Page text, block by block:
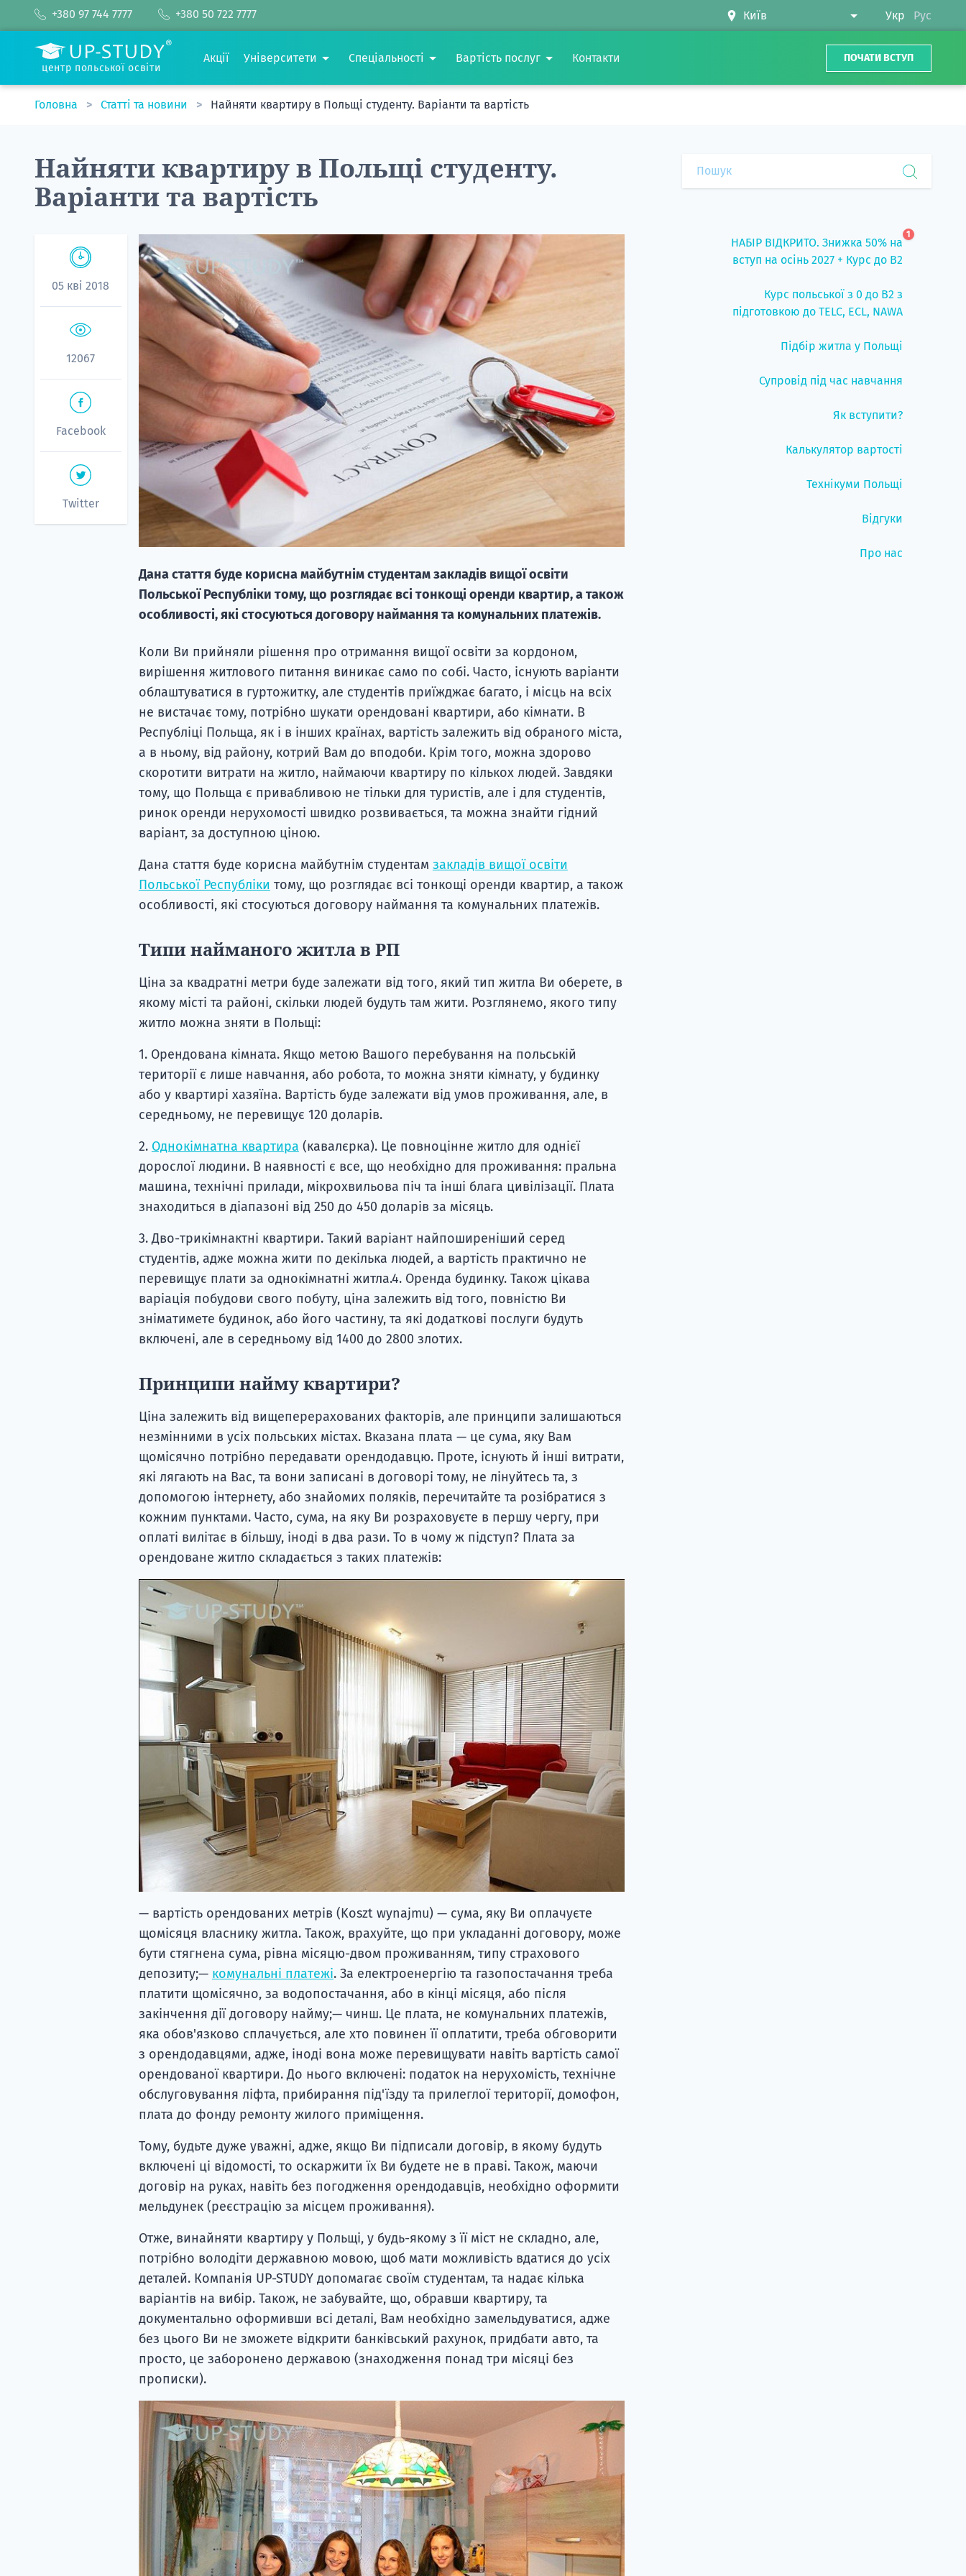
+380 97 744 7777 +380 50 722 7777 Укр Рус
центр польської освіти
Акції Університети Спеціальності Вартість послуг Контакти ПОЧАТИ ВСТУП
Головна Статті та новини Найняти квартиру в Польщі студенту. Варіанти та вартість
Найняти квартиру в Польщі студенту.
Варіанти та вартість
05 кві 2018
12067
Facebook
Twitter
Дана стаття буде корисна майбутнім студентам закладів вищої освіти
Польської Республіки тому, що розглядає всі тонкощі оренди квартир, а також
особливості, які стосуються договору наймання та комунальних платежів.
Коли Ви прийняли рішення про отримання вищої освіти за кордоном,
вирішення житлового питання виникає само по собі. Часто, існують варіанти
облаштуватися в гуртожитку, але студентів приїжджає багато, і місць на всіх
не вистачає тому, потрібно шукати орендовані квартири, або кімнати. В
Республіці Польща, як і в інших країнах, вартість залежить від обраного міста,
а в ньому, від району, котрий Вам до вподоби. Крім того, можна здорово
скоротити витрати на житло, наймаючи квартиру по кількох людей. Завдяки
тому, що Польща є привабливою не тільки для туристів, але і для студентів,
ринок оренди нерухомості швидко розвивається, та можна знайти гідний
варіант, за доступною ціною.
Дана стаття буде корисна майбутнім студентам закладів вищої освіти
Польської Республіки тому, що розглядає всі тонкощі оренди квартир, а також
особливості, які стосуються договору наймання та комунальних платежів.
Типи найманого житла в РП
Ціна за квадратні метри буде залежати від того, який тип житла Ви оберете, в
якому місті та районі, скільки людей будуть там жити. Розглянемо, якого типу
житло можна зняти в Польщі:
1. Орендована кімната. Якщо метою Вашого перебування на польській
території є лише навчання, або робота, то можна зняти кімнату, у будинку
або у квартирі хазяїна. Вартість буде залежати від умов проживання, але, в
середньому, не перевищує 120 доларів.
2. Однокімнатна квартира (кавалєрка). Це повноцінне житло для однієї
дорослої людини. В наявності є все, що необхідно для проживання: пральна
машина, технічні прилади, мікрохвильова піч та інші блага цивілізації. Плата
знаходиться в діапазоні від 250 до 450 доларів за місяць.
3. Дво-трикімнактні квартири. Такий варіант найпоширеніший серед
студентів, адже можна жити по декілька людей, а вартість практично не
перевищує плати за однокімнатні житла.4. Оренда будинку. Також цікава
варіація побудови свого побуту, ціна залежить від того, повністю Ви
зніматимете будинок, або його частину, та які додаткові послуги будуть
включені, але в середньому від 1400 до 2800 злотих.
Принципи найму квартири?
Ціна залежить від вищеперерахованих факторів, але принципи залишаються
незмінними в усіх польських містах. Вказана плата — це сума, яку Вам
щомісячно потрібно передавати орендодавцю. Проте, існують й інші витрати,
які лягають на Вас, та вони записані в договорі тому, не лінуйтесь та, з
допомогою інтернету, або знайомих поляків, перечитайте та розібратися з
кожним пунктами. Часто, сума, на яку Ви розраховуєте в першу чергу, при
оплаті вилітає в більшу, іноді в два рази. То в чому ж підступ? Плата за
орендоване житло складається з таких платежів:
— вартість орендованих метрів (Koszt wynajmu) — сума, яку Ви оплачуєте
щомісяця власнику житла. Також, врахуйте, що при укладанні договору, може
бути стягнена сума, рівна місяцю-двом проживанням, типу страхового
депозиту;— комунальні платежі. За електроенергію та газопостачання треба
платити щомісячно, за водопостачання, або в кінці місяця, або після
закінчення дії договору найму;— чинш. Це плата, не комунальних платежів,
яка обов'язково сплачується, але хто повинен її оплатити, треба обговорити
з орендодавцями, адже, іноді вона може перевищувати навіть вартість самої
орендованої квартири. До нього включені: податок на нерухомість, технічне
обслуговування ліфта, прибирання під'їзду та прилеглої території, домофон,
плата до фонду ремонту жилого приміщення.
Тому, будьте дуже уважні, адже, якщо Ви підписали договір, в якому будуть
включені ці відомості, то оскаржити їх Ви будете не в праві. Також, маючи
договір на руках, навіть без погодження орендодавців, необхідно оформити
мельдунек (реєстрацію за місцем проживання).
Отже, винайняти квартиру у Польщі, у будь-якому з її міст не складно, але,
потрібно володіти державною мовою, щоб мати можливість вдатися до усіх
деталей. Компанія UP-STUDY допомагає своїм студентам, та надає кілька
варіантів на вибір. Також, не забувайте, що, обравши квартиру, та
документально оформивши всі деталі, Вам необхідно замельдуватися, адже
без цього Ви не зможете відкрити банківський рахунок, придбати авто, та
просто, це заборонено державою (знаходження понад три місяці без
прописки).
НАБІР ВІДКРИТО. Знижка 50% на
вступ на осінь 2027 + Курс до B2
1
Курс польської з 0 до B2 з
підготовкою до TELC, ECL, NAWA
Підбір житла у Польщі
Супровід під час навчання
Як вступити?
Калькулятор вартості
Технікуми Польщі
Відгуки
Про нас